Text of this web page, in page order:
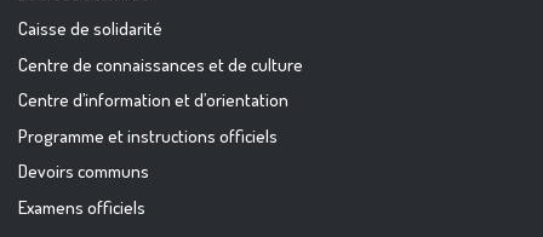
Caisse de solidarité
Centre de connaissances et de culture
Centre d’information et d’orientation
Programme et instructions officiels
Devoirs communs
Examens officiels